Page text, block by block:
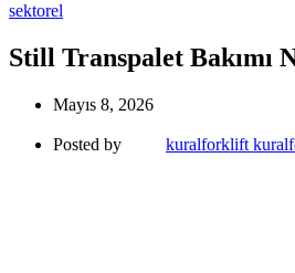
sektorel
Still Transpalet Bakımı
Mayıs 8, 2026
Posted by kuralforklift